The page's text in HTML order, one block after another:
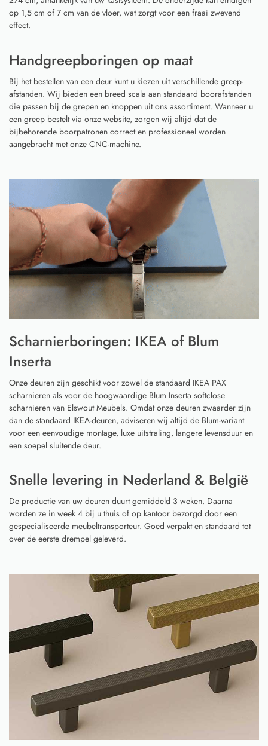
op 1,5 cm of 7 cm van de vloer, wat zorgt voor een fraai zwevend
effect.
Handgreepboringen op maat
Bij het bestellen van een deur kunt u kiezen uit verschillende greep-
afstanden. Wij bieden een breed scala aan standaard boorafstanden
die passen bij de grepen en knoppen uit ons assortiment. Wanneer u
een greep bestelt via onze website, zorgen wij altijd dat de
bijbehorende boorpatronen correct en professioneel worden
aangebracht met onze CNC-machine.
Scharnierboringen: IKEA of Blum
Inserta
Onze deuren zijn geschikt voor zowel de standaard IKEA PAX
scharnieren als voor de hoogwaardige Blum Inserta softclose
scharnieren van Elswout Meubels. Omdat onze deuren zwaarder zijn
dan de standaard IKEA-deuren, adviseren wij altijd de Blum-variant
voor een eenvoudige montage, luxe uitstraling, langere levensduur en
een soepel sluitende deur.
Snelle levering in Nederland & België
De productie van uw deuren duurt gemiddeld 3 weken. Daarna
worden ze in week 4 bij u thuis of op kantoor bezorgd door een
gespecialiseerde meubeltransporteur. Goed verpakt en standaard tot
over de eerste drempel geleverd.